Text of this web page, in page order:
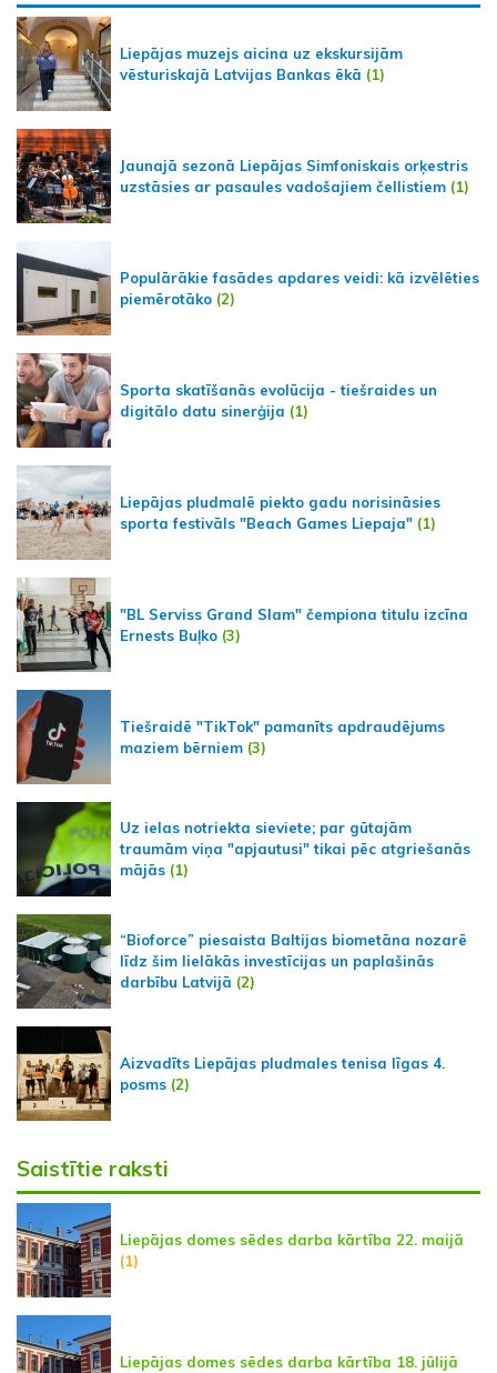
Liepājas muzejs aicina uz ekskursijām
vēsturiskajā Latvijas Bankas ēkā (1)
Jaunajā sezonā Liepājas Simfoniskais orķestris
uzstāsies ar pasaules vadošajiem čellistiem (1)
Populārākie fasādes apdares veidi: kā izvēlēties
piemērotāko (2)
Sporta skatīšanās evolūcija - tiešraides un
digitālo datu sinerģija (1)
Liepājas pludmalē piekto gadu norisināsies
sporta festivāls "Beach Games Liepaja" (1)
"BL Serviss Grand Slam" čempiona titulu izcīna
Ernests Buļko (3)
Tiešraidē "TikTok" pamanīts apdraudējums
maziem bērniem (3)
Uz ielas notriekta sieviete; par gūtajām
traumām viņa "apjautusi" tikai pēc atgriešanās
mājās (1)
“Bioforce” piesaista Baltijas biometāna nozarē
līdz šim lielākās investīcijas un paplašinās
darbību Latvijā (2)
Aizvadīts Liepājas pludmales tenisa līgas 4.
posms (2)
Saistītie raksti
Liepājas domes sēdes darba kārtība 22. maijā
(1)
Liepājas domes sēdes darba kārtība 18. jūlijā